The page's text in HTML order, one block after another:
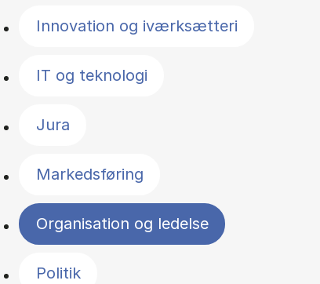
Innovation og iværksætteri
IT og teknologi
Jura
Markedsføring
Organisation og ledelse
Politik